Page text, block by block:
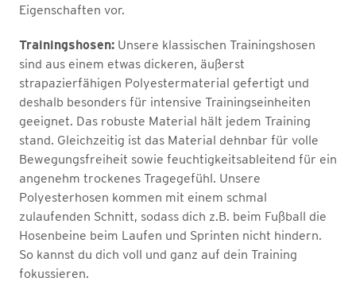
Eigenschaften vor.
Trainingshosen: Unsere klassischen Trainingshosen
sind aus einem etwas dickeren, äußerst
strapazierfähigen Polyestermaterial gefertigt und
deshalb besonders für intensive Trainingseinheiten
geeignet. Das robuste Material hält jedem Training
stand. Gleichzeitig ist das Material dehnbar für volle
Bewegungsfreiheit sowie feuchtigkeitsableitend für ein
angenehm trockenes Tragegefühl. Unsere
Polyesterhosen kommen mit einem schmal
zulaufenden Schnitt, sodass dich z.B. beim Fußball die
Hosenbeine beim Laufen und Sprinten nicht hindern.
So kannst du dich voll und ganz auf dein Training
fokussieren.